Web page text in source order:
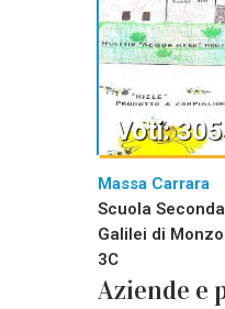
Massa Carrara
Scuola
Galilei di
3C
Aziende e
Voti: 305